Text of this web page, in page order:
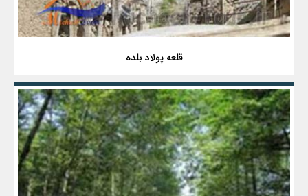
قلعه پولاد بلده